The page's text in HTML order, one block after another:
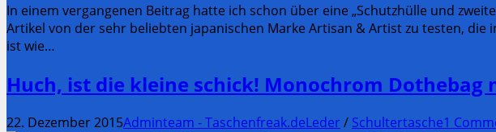
In einem vergangenen Beitrag hatte ich schon über eine „Schutzhülle und
Artikel von der sehr beliebten japanischen Marke Artisan & Artist zu testen,
ist wie…
Huch, ist die kleine schick! Monochrom Dothebag
22. Dezember 2015Adminteam - Taschenfreak.deLeder / Schultertasche1